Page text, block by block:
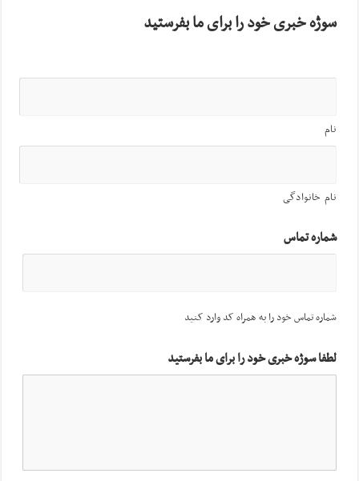
سوژه خبری خود را برای ما بفرستید
نام
نام خانوادگی
شماره تماس
شماره تماس خود را به همراه کد وارد کنید
لطفا سوژه خبری خود را برای ما بفرستید